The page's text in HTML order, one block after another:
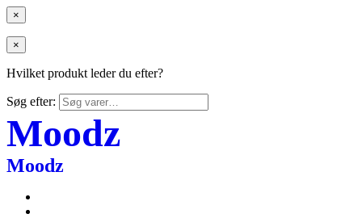
×
×
Hvilket produkt leder du efter?
Søg efter:
Moodz
Moodz